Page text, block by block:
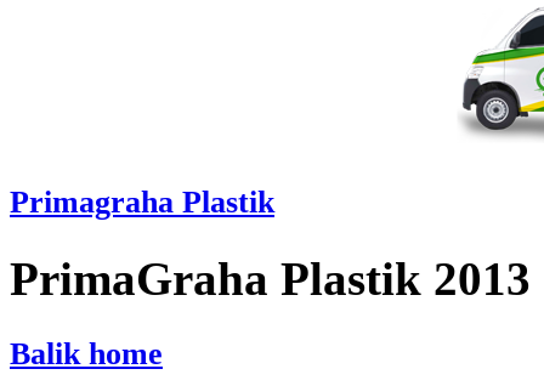
Primagraha Plastik
PrimaGraha Plastik 2013
Balik home